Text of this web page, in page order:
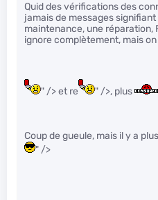
Quid des vérifications des
jamais de messages
maintenance, une réparation,
ignore complètement, mais
" /> et re " />, plus
Coup de gueule, mais il y a
" />